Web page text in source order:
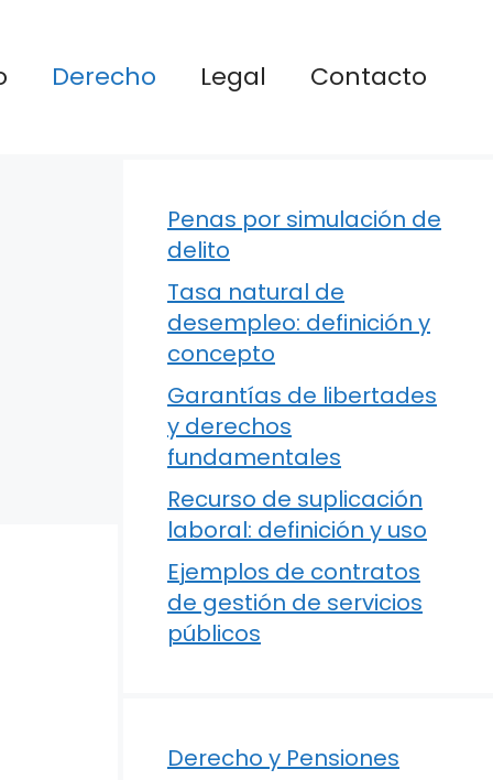
Derecho Legal Contacto
Penas por simulación de
delito
Tasa natural de
desempleo: definición y
concepto
Garantías de libertades
y derechos
fundamentales
Recurso de suplicación
laboral: definición y uso
Ejemplos de contratos
de gestión de servicios
públicos
Derecho y Pensiones